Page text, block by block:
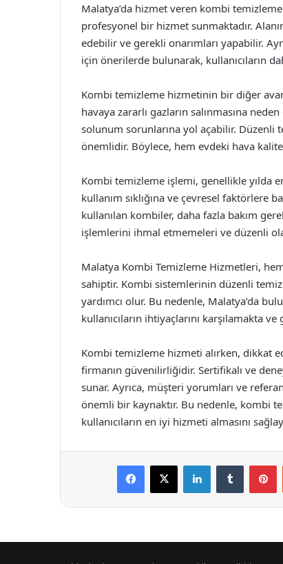
Malatya’da hizmet veren kombi
profesyonel bir hizmet sunmaktadır.
edebilir ve gerekli onarımları yapabilir.
için önerilerde bulunarak, kullanıcıların
Kombi temizleme hizmetinin bir diğer
havaya zararlı gazların salınmasına
solunum sorunlarına yol açabilir. Düzenli
önemlidir. Böylece, hem evdeki hava
Kombi temizleme işlemi, genellikle yılda
kullanım sıklığına ve çevresel faktörlere
kullanılan kombiler, daha fazla bakım
işlemlerini ihmal etmemeleri ve düzenli
Malatya Kombi Temizleme Hizmetleri,
sahiptir. Kombi sistemlerinin düzenli
yardımcı olur. Bu nedenle, Malatya’da
kullanıcıların ihtiyaçlarını karşılamakta
Kombi temizleme hizmeti alırken, dikkat
firmanın güvenilirliğidir. Sertifikalı ve
sunar. Ayrıca, müşteri yorumları ve
önemli bir kaynaktır. Bu nedenle, kombi
kullanıcıların en iyi hizmeti almasını
Facebook
X LinkedInTumblr